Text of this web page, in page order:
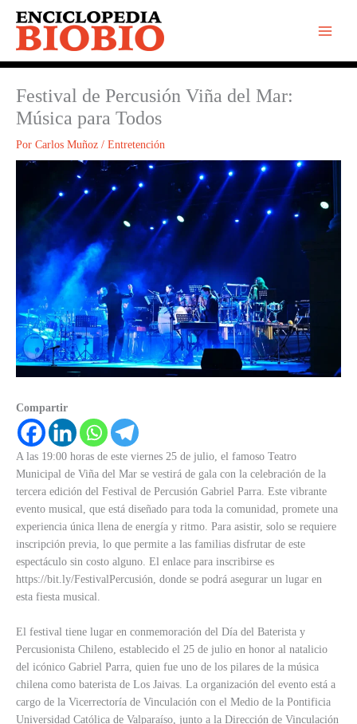
contenido
Festival de Percusión Viña del Mar:
Música para Todos
Por Carlos Muñoz / Entretención
Compartir
A las 19:00 horas de este viernes 25 de julio, el famoso Teatro
Municipal de Viña del Mar se vestirá de gala con la celebración de la
tercera edición del Festival de Percusión Gabriel Parra. Este vibrante
evento musical, que está diseñado para toda la comunidad, promete una
experiencia única llena de energía y ritmo. Para asistir, solo se requiere
inscripción previa, lo que permite a las familias disfrutar de este
espectáculo sin costo alguno. El enlace para inscribirse es
https://bit.ly/FestivalPercusión, donde se podrá asegurar un lugar en
esta fiesta musical.
El festival tiene lugar en conmemoración del Día del Baterista y
Percusionista Chileno, establecido el 25 de julio en honor al natalicio
del icónico Gabriel Parra, quien fue uno de los pilares de la música
chilena como baterista de Los Jaivas. La organización del evento está a
cargo de la Vicerrectoría de Vinculación con el Medio de la Pontificia
Universidad Católica de Valparaíso, junto a la Dirección de Vinculación